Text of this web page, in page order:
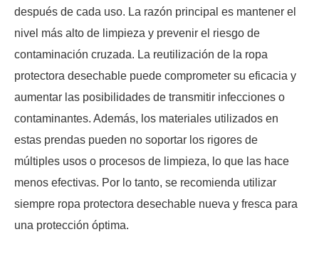
después de cada uso. La razón principal es mantener el
nivel más alto de limpieza y prevenir el riesgo de
contaminación cruzada. La reutilización de la ropa
protectora desechable puede comprometer su eficacia y
aumentar las posibilidades de transmitir infecciones o
contaminantes. Además, los materiales utilizados en
estas prendas pueden no soportar los rigores de
múltiples usos o procesos de limpieza, lo que las hace
menos efectivas. Por lo tanto, se recomienda utilizar
siempre ropa protectora desechable nueva y fresca para
una protección óptima.